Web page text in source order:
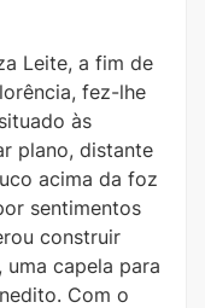
Leite, a fim de
fez-lhe
às
plano, distante
acima da foz
sentimentos
construir
capela para
Com o